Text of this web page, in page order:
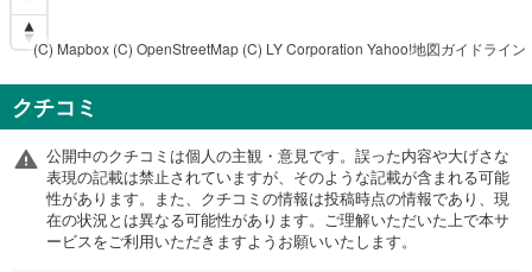
(C) Mapbox (C) OpenStreetMap (C) LY Corporation Yahoo!地図ガイドライン
クチコミ
公開中のクチコミは個人の主観・意見です。誤った内容や大げさな
表現の記載は禁止されていますが、そのような記載が含まれる可能
性があります。また、クチコミの情報は投稿時点の情報であり、現
在の状況とは異なる可能性があります。ご理解いただいた上で本サ
ービスをご利用いただきますようお願いいたします。